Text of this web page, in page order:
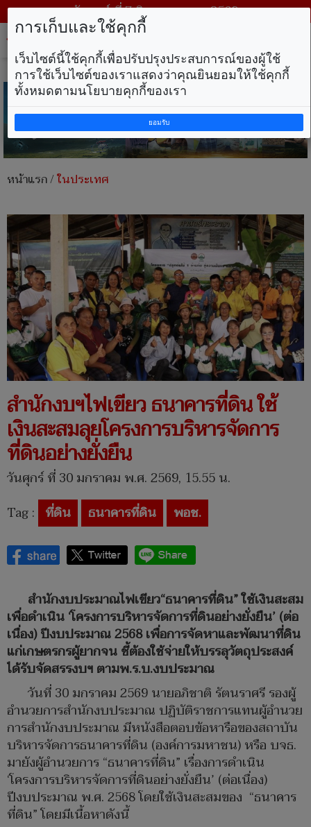
วันศุกร์ ที่ 7 สิงหาคม พ.ศ. 2569
หน้าแรก/ในประเทศ
สำนักงบฯไฟเขียว ธนาคารที่ดิน ใช้
เงินสะสมลุยโครงการบริหารจัดการ
ที่ดินอย่างยั่งยืน
วันศุกร์ ที่ 30 มกราคม พ.ศ. 2569, 15.55 น.
Tag : ที่ดิน ธนาคารที่ดิน พอช.
สำนักงบประมาณไฟเขียว“ธนาคารที่ดิน” ใช้เงินสะสม
เพื่อดำเนิน ‘โครงการบริหารจัดการที่ดินอย่างยั่งยืน’ (ต่อ
เนื่อง) ปีงบประมาณ 2568 เพื่อการจัดหาและพัฒนาที่ดิน
แก่เกษตรกรผู้ยากจน ชี้ต้องใช้จ่ายให้บรรลุวัตถุประสงค์
ได้รับจัดสรรงบฯ ตามพ.ร.บ.งบประมาณ
วันที่ 30 มกราคม 2569 นายอภิชาติ รัตนราศรี รองผู้
อำนวยการสำนักงบประมาณ ปฏิบัติราชการแทนผู้อำนวย
การสำนักงบประมาณ มีหนังสือตอบข้อหารือของสถาบัน
บริหารจัดการธนาคารที่ดิน (องค์การมหาชน) หรือ บจธ.
มายังผู้อำนวยการ “ธนาคารที่ดิน” เรื่องการดำเนิน
‘โครงการบริหารจัดการที่ดินอย่างยั่งยืน’ (ต่อเนื่อง)
ปีงบประมาณ พ.ศ. 2568 โดยใช้เงินสะสมของ “ธนาคาร
ที่ดิน” โดยมีเนื้อหาดังนี้
การเก็บและใช้คุกกี้
เว็บไซต์นี้ใช้คุกกี้เพื่อปรับปรุงประสบการณ์ของผู้ใช้
การใช้เว็บไซต์ของเราแสดงว่าคุณยินยอมให้ใช้คุกกี้
ทั้งหมดตามนโยบายคุกกี้ของเรา
ยอมรับ